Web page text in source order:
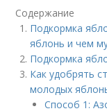
Содержание
Подкормка
яблонь и чем
Подкормка
Как удобрять
молодых
Способ 1: